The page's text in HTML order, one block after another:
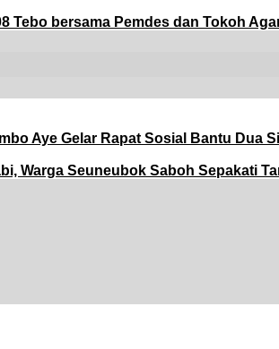
Tebo bersama Pemdes dan Tokoh
Aye Gelar Rapat Sosial Bantu Dua
Warga Seuneubok Saboh Sepakati